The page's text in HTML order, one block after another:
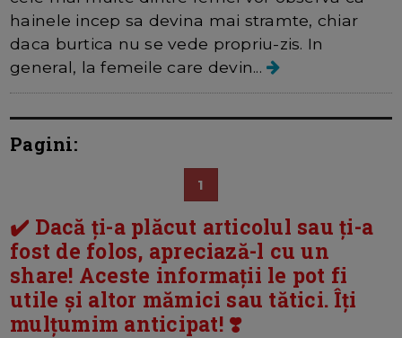
hainele incep sa devina mai stramte, chiar
daca burtica nu se vede propriu-zis. In
general, la femeile care devin...
Pagini:
1
✔️ Dacă ți-a plăcut articolul sau ți-a
fost de folos, apreciază-l cu un
share! Aceste informații le pot fi
utile și altor mămici sau tătici. Îți
mulțumim anticipat! ❣️